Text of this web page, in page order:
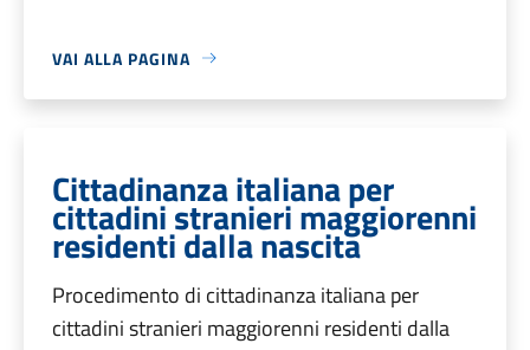
VAI ALLA PAGINA
Cittadinanza italiana per
cittadini stranieri maggiorenni
residenti dalla nascita
Procedimento di cittadinanza italiana per
cittadini stranieri maggiorenni residenti dalla